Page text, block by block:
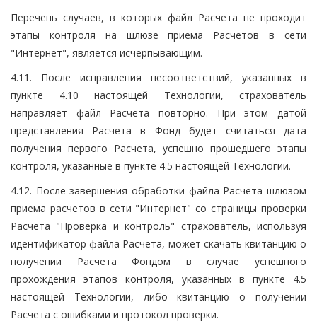
Перечень случаев, в которых файл Расчета не проходит
этапы контроля на шлюзе приема Расчетов в сети
"Интернет", является исчерпывающим.
4.11. После исправления несоответствий, указанных в
пункте 4.10 настоящей Технологии, страхователь
направляет файл Расчета повторно. При этом датой
представления Расчета в Фонд будет считаться дата
получения первого Расчета, успешно прошедшего этапы
контроля, указанные в пункте 4.5 настоящей Технологии.
4.12. После завершения обработки файла Расчета шлюзом
приема расчетов в сети "Интернет" со страницы проверки
Расчета "Проверка и контроль" страхователь, используя
идентификатор файла Расчета, может скачать квитанцию о
получении Расчета Фондом в случае успешного
прохождения этапов контроля, указанных в пункте 4.5
настоящей Технологии, либо квитанцию о получении
Расчета с ошибками и протокол проверки.